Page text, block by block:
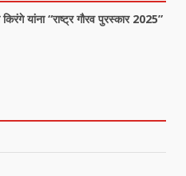
किरंगे यांना “राष्ट्र गौरव पुरस्कार 2025”